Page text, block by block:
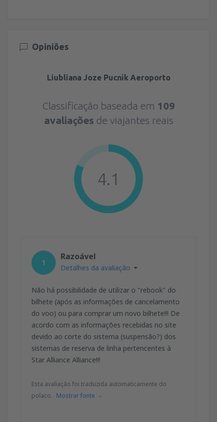
Opiniões
Liubliana Joze Pucnik Aeroporto
Classificação baseada em 109
avaliações de viajantes reais
4.1
1
Razoável
Detalhes da avaliação
Não há possibilidade de utilizar o "rebook" do
bilhete (após as informações de cancelamento
do voo) ou para comprar um novo bilhete!!! De
acordo com as informações recebidas no site
devido ao corte do sistema (suspensão?) dos
sistemas de reserva de linha pertencentes à
Star Alliance Alliance!!!
Esta avaliação foi traduzida automaticamente do
polaco. Mostrar fonte